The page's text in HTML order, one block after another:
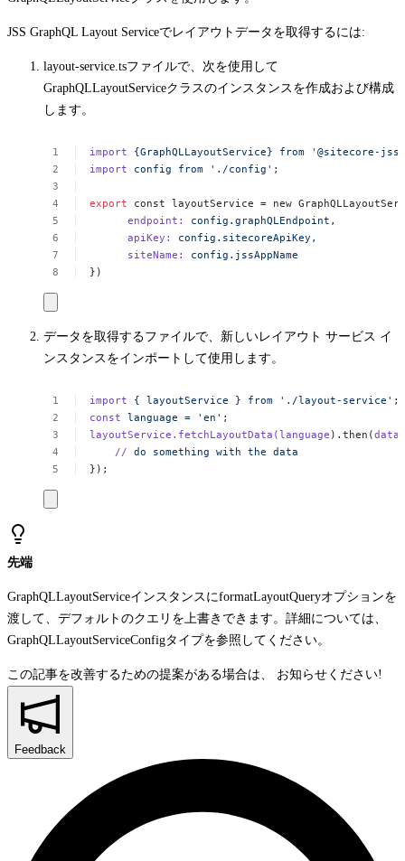
JSS GraphQL Layout Serviceでレイアウトデータを取得するには:
layout-service.tsファイルで、次を使用して
GraphQLLayoutServiceクラスのインスタンスを作成および構成
します。
import {GraphQLLayoutService} from
'@sitecore-
import
config from './config' ;
export const layoutService = new
endpoint:
config.graphQLEndpoint,
apiKey:
config.sitecoreApiKey,
siteName:
config.jssAppName
})
データを取得するファイルで、新しいレイアウト サービス イ
ンスタンスをインポートして使用します。
import { layoutService } from './layout-service' ;
const language = 'en' ;
layoutService.fetchLayoutData(language ).then(data
// do something with the data
});
先端
GraphQLLayoutServiceインスタンスにformatLayoutQueryオプションを
渡して、デフォルトのクエリを上書きできます。詳細については、
GraphQLLayoutServiceConfigタイプを参照してください。
この記事を改善するための提案がある場合は、 お知らせください!
Feedback